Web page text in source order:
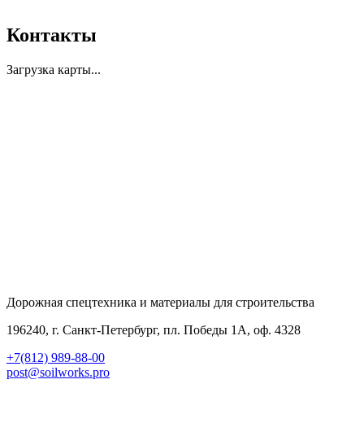
Контакты
Загрузка карты...
Дорожная спецтехника и материалы для строительства
196240, г. Санкт-Петербург, пл. Победы 1А, оф. 4328
+7(812) 989-88-00
post@soilworks.pro